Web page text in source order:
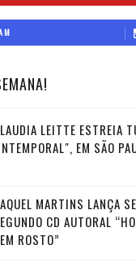
LEITTE ESTREIA
EM SÃO
MARTINS LANÇA
CD AUTORAL
ROSTO”